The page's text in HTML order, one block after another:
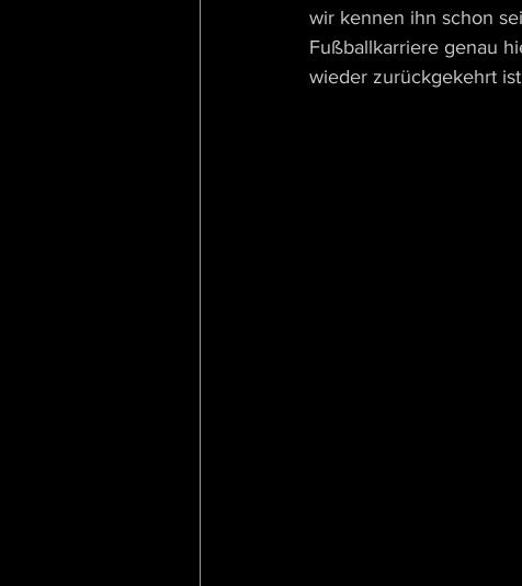
wir kennen ihn schon
Fußballkarriere genau
wieder zurückgekehrt